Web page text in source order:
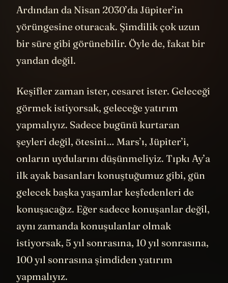
Ardından da Nisan 2030’da Jüpiter’in
yörüngesine oturacak. Şimdilik çok uzun
bir süre gibi görünebilir. Öyle de, fakat bir
yandan değil.
Keşifler zaman ister, cesaret ister. Geleceği
görmek istiyorsak, geleceğe yatırım
yapmalıyız. Sadece bugünü kurtaran
şeyleri değil, ötesini… Mars’ı, Jüpiter’i,
onların uydularını düşünmeliyiz. Tıpkı Ay’a
ilk ayak basanları konuştuğumuz gibi, gün
gelecek başka yaşamlar keşfedenleri de
konuşacağız. Eğer sadece konuşanlar değil,
aynı zamanda konuşulanlar olmak
istiyorsak, 5 yıl sonrasına, 10 yıl sonrasına,
100 yıl sonrasına şimdiden yatırım
yapmalıyız.